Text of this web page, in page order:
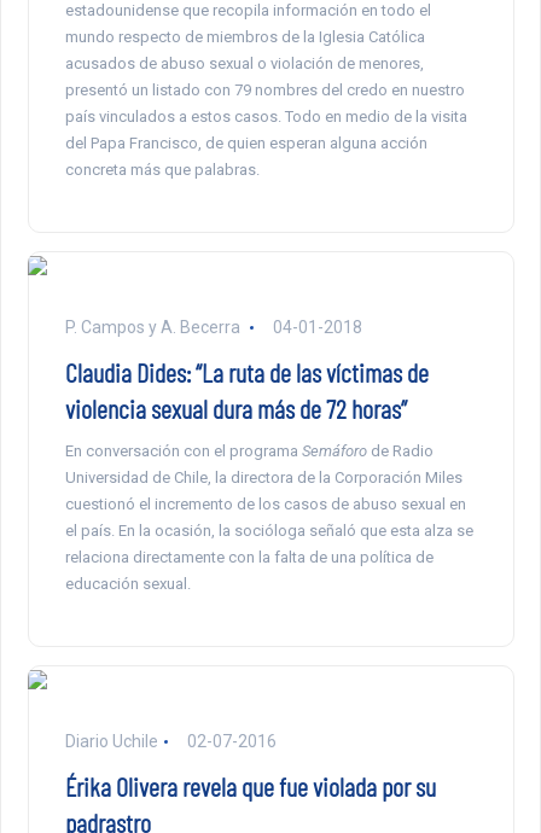
estadounidense que recopila información en todo el
mundo respecto de miembros de la Iglesia Católica
acusados de abuso sexual o violación de menores,
presentó un listado con 79 nombres del credo en nuestro
país vinculados a estos casos. Todo en medio de la visita
del Papa Francisco, de quien esperan alguna acción
concreta más que palabras.
P. Campos y A. Becerra 04-01-2018
Claudia Dides: “La ruta de las víctimas de
violencia sexual dura más de 72 horas”
En conversación con el programa Semáforode Radio
Universidad de Chile, la directora de la Corporación Miles
cuestionó el incremento de los casos de abuso sexual en
el país. En la ocasión, la socióloga señaló que esta alza se
relaciona directamente con la falta de una política de
educación sexual.
Diario Uchile 02-07-2016
Érika Olivera revela que fue violada por su
padrastro